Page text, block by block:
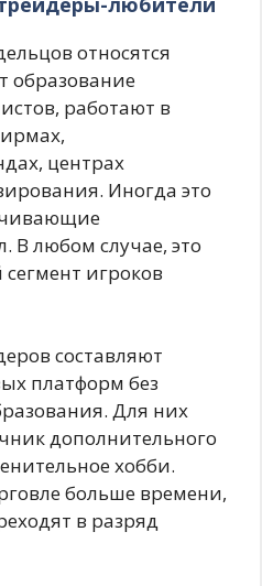
относятся
образование
работают в
центрах
Иногда это
В любом случае, это
игроков
составляют
платформ без
Для них
дополнительного
хобби.
больше времени,
в разряд